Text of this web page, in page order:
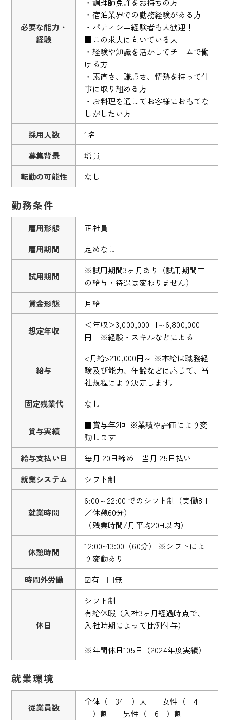
必要な能力・
経験
・宿泊業界での勤務経験がある方
・パティシエ経験者も大歓迎！
■この求人に向いている人
・経験や知識を活かしてチームで働
ける方
・素直さ、謙虚さ、情熱を持って仕
事に取り組める方
・お料理を通してお客様におもてな
しがしたい方
採用人数
1名
募集背景
増員
転勤の可能性
なし
勤務条件
雇用形態
正社員
雇用期間
定めなし
試用期間
※試用期間3ヶ月あり（試用期間中
の給与・待遇は変わりません）
賃金形態
月給
想定年収
＜年収＞3,000,000円～6,800,000
円 ※経験・スキルなどによる
給与
<月給>210,000円～ ※本給は職務経
験及び能力、年齢などに応じて、当
社規程により決定します。
固定残業代
なし
賞与実績
■賞与年2回 ※業績や評価により変
動します
給与支払い日
毎月 20日締め 当月 25日払い
就業システム
シフト制
就業時間
6:00～22:00 でのシフト制（実働8H
／休憩60分）
（残業時間/月平均20H以内）
休憩時間
12:00~13:00（60分） ※シフトによ
り変動あり
時間外労働
☑有 □無
休日
シフト制
有給休暇（入社3ヶ月経過時点で、
入社時期によって比例付与）
※年間休日105日（2024年度実績）
就業環境
従業員数
全体（ 34 ）人 女性（ 4
）割 男性（ 6 ）割